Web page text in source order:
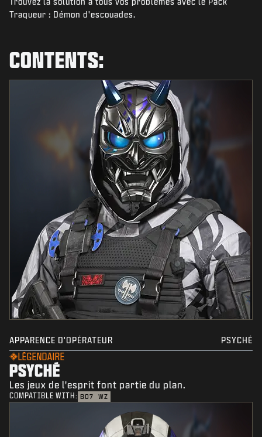
NIEUWS
ESPORTS
REGISTREREN
Traqueur : Démon d'escouades.
CONTENTS:
APPARENCE D'OPÉRATEUR PSYCHÉ
LÉGENDAIRE
PSYCHÉ
Les jeux de l'esprit font partie du plan.
COMPATIBLE WITH: BO7 WZ